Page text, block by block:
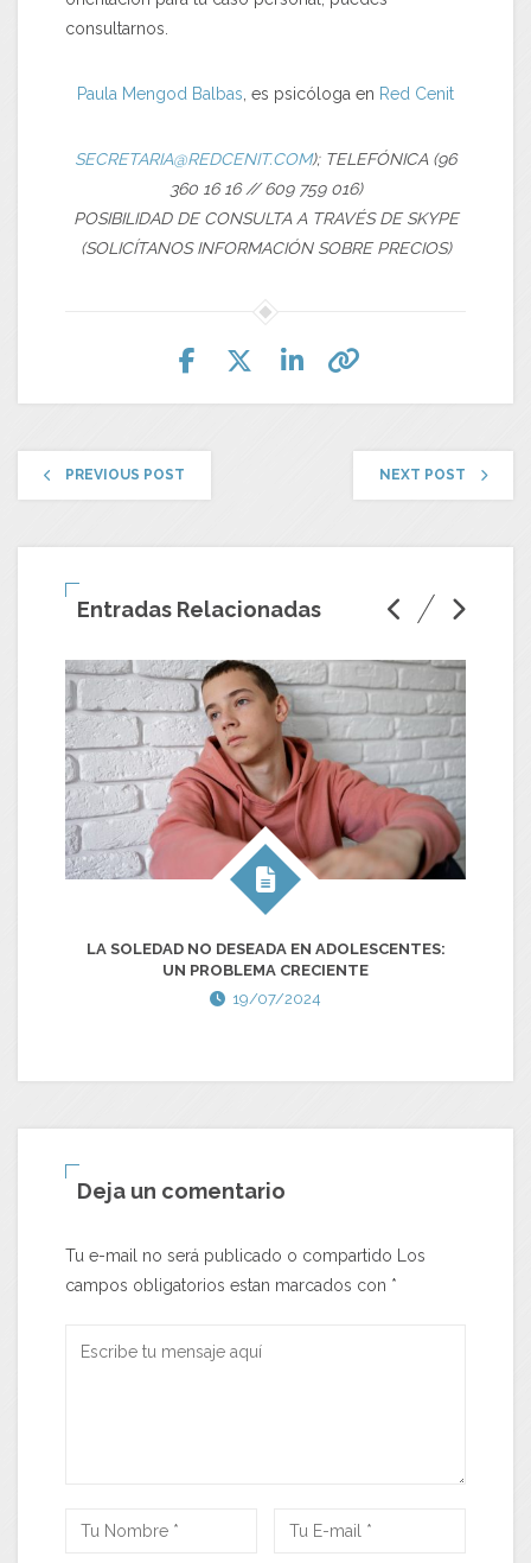
consultarnos.
Paula Mengod Balbas , es psicóloga en Red Cenit
SECRETARIA@REDCENIT.COM); TELEFÓNICA (96
360 16 16 // 609 759 016)
POSIBILIDAD DE CONSULTA A TRAVÉS DE SKYPE
(SOLICÍTANOS INFORMACIÓN SOBRE PRECIOS)
PREVIOUS POST NEXT POST
Entradas Relacionadas
LA SOLEDAD NO DESEADA EN ADOLESCENTES:
UN PROBLEMA CRECIENTE
19/07/2024
Deja un comentario
Tu e-mail no será publicado o compartido Los
campos obligatorios estan marcados con *